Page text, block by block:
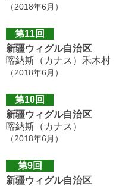
（2018年6月）
第11回
新疆ウィグル自治区
喀納斯（カナス）禾木村
（2018年6月）
第10回
新疆ウィグル自治区
喀納斯（カナス）
（2018年6月）
第9回
新疆ウィグル自治区